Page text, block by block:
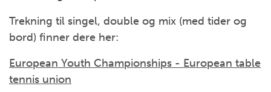
Trekning til singel, double og mix (med tider og
bord) finner dere her:
European Youth Championships - European table
tennis union